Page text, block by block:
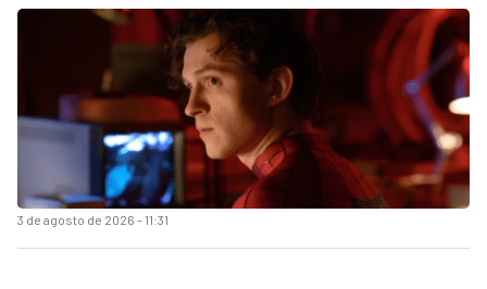
3 de agosto de 2026 - 11:31